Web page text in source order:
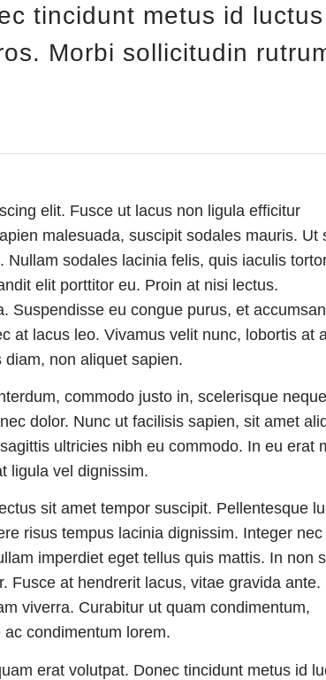
tincidunt metus id luctus
Morbi sollicitudin
elit. Fusce ut lacus non ligula efficitur
malesuada, suscipit sodales mauris. Ut
sodales lacinia felis, quis iaculis
elit porttitor eu. Proin at nisi lectus.
Suspendisse eu congue purus, et
at lacus leo. Vivamus velit nunc, lobortis at
non aliquet sapien.
commodo justo in, scelerisque
dolor. Nunc ut facilisis sapien, sit amet
ultricies nibh eu commodo. In eu erat
ligula vel dignissim.
sit amet tempor suscipit. Pellentesque
risus tempus lacinia dignissim. Integer nec
imperdiet eget tellus quis mattis. In non
Fusce at hendrerit lacus, vitae gravida ante.
viverra. Curabitur ut quam condimentum,
condimentum lorem.
erat volutpat. Donec tincidunt metus id